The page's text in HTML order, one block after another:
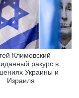
Климовский -
ракурс в
Украины и
Израиля